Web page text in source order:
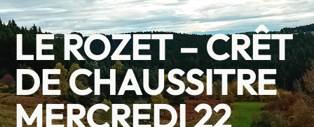
LE ROZET – CRÊT
DE CHAUSSITRE
MERCREDI 22